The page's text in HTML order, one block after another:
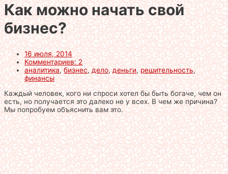
Как можно начать свой
бизнес?
16 июля, 2014
Комментариев: 2
аналитика, бизнес,дело,деньги,решительность,
финансы
Каждый человек, кого ни спроси хотел бы быть богаче, чем он
есть, но получается это далеко не у всех. В чем же причина?
Мы попробуем объяснить вам это.